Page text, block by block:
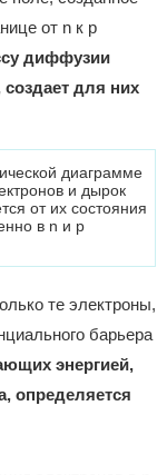
от n к p
диффузии
для них
диаграмме
и дырок
от их состояния
в n и p
те электроны,
барьера
энергией,
определяется